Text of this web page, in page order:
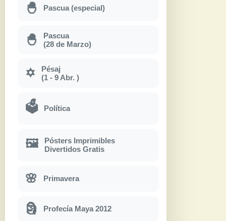
🐣 Pascua (especial)
🐣
Pascua
(28 de Marzo)
✡
Pésaj
(1 - 9 Abr. )
🗳 Política
🖼
Pósters Imprimibles
Divertidos Gratis
🌸 Primavera
🗿 Profecía Maya 2012